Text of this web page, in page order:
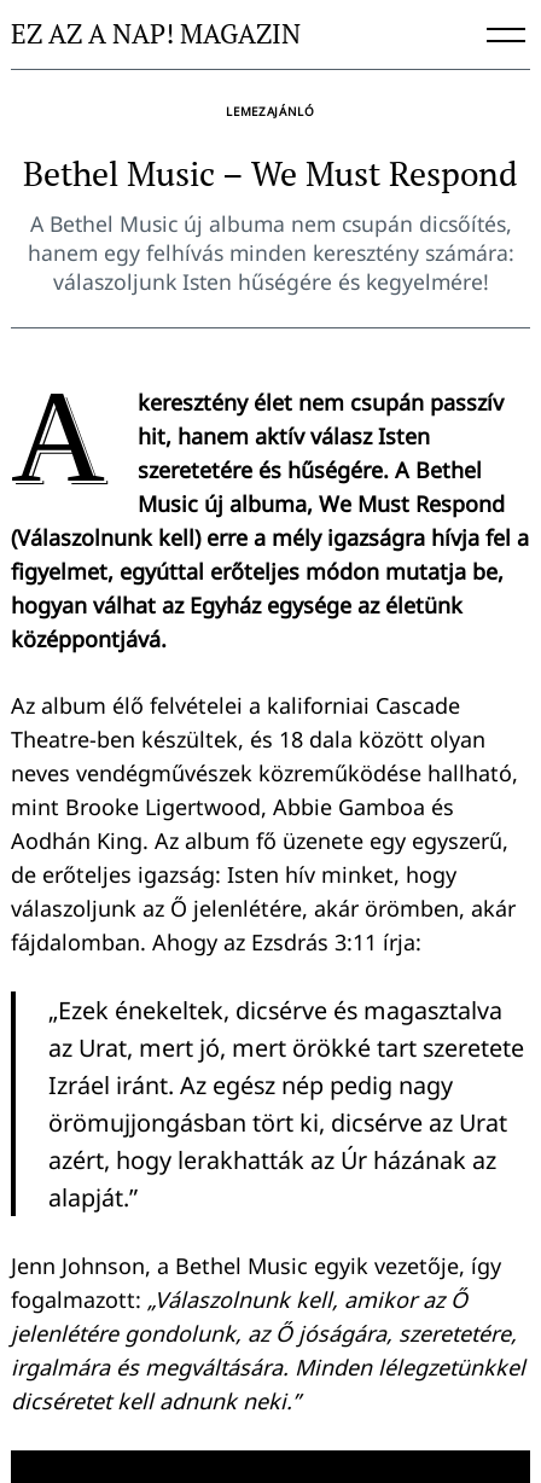
toEZ AZ A NAP! MAGAZIN
LEMEZAJÁNLÓ
Bethel Music – We Must Respond
A Bethel Music új albuma nem csupán dicsőítés,
hanem egy felhívás minden keresztény számára:
válaszoljunk Isten hűségére és kegyelmére!
A
keresztény élet nem csupán passzív
hit, hanem aktív válasz Isten
szeretetére és hűségére. A Bethel
Music új albuma, We Must Respond
(Válaszolnunk kell) erre a mély igazságra hívja fel a
figyelmet, egyúttal erőteljes módon mutatja be,
hogyan válhat az Egyház egysége az életünk
középpontjává.
Az album élő felvételei a kaliforniai Cascade
Theatre-ben készültek, és 18 dala között olyan
neves vendégművészek közreműködése hallható,
mint Brooke Ligertwood, Abbie Gamboa és
Aodhán King. Az album fő üzenete egy egyszerű,
de erőteljes igazság: Isten hív minket, hogy
válaszoljunk az Ő jelenlétére, akár örömben, akár
fájdalomban. Ahogy az Ezsdrás 3:11 írja:
„Ezek énekeltek, dicsérve és magasztalva
az Urat, mert jó, mert örökké tart szeretete
Izráel iránt. Az egész nép pedig nagy
örömujjongásban tört ki, dicsérve az Urat
azért, hogy lerakhatták az Úr házának az
alapját.”
Jenn Johnson, a Bethel Music egyik vezetője, így
fogalmazott: „Válaszolnunk kell, amikor az Ő
jelenlétére gondolunk, az Ő jóságára, szeretetére,
irgalmára és megváltására. Minden lélegzetünkkel
dicséretet kell adnunk neki.”